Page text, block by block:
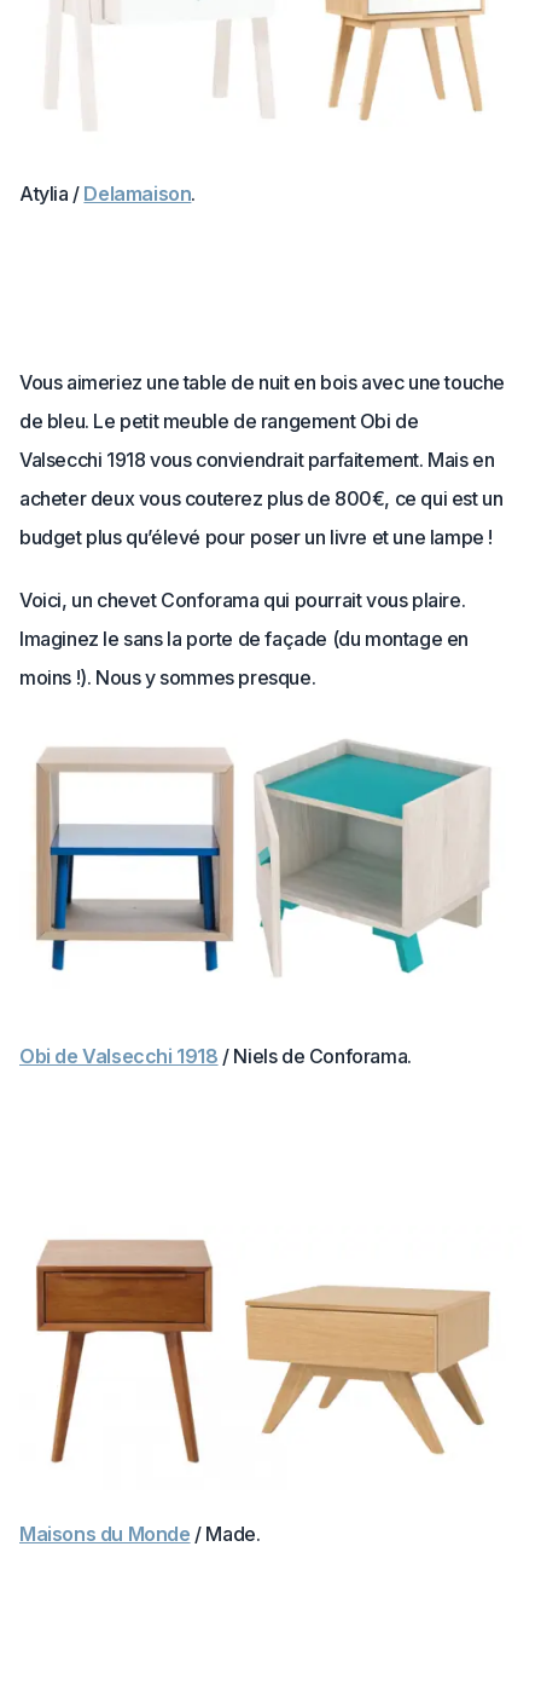
Atylia / Delamaison.
Vous aimeriez une table de nuit en bois avec une touche
de bleu. Le petit meuble de rangement Obi de
Valsecchi 1918 vous conviendrait parfaitement. Mais en
acheter deux vous couterez plus de 800€, ce qui est un
budget plus qu’élevé pour poser un livre et une lampe !
Voici, un chevet Conforama qui pourrait vous plaire.
Imaginez le sans la porte de façade (du montage en
moins !). Nous y sommes presque.
Obi de Valsecchi 1918 / Niels de Conforama.
Maisons du Monde / Made.